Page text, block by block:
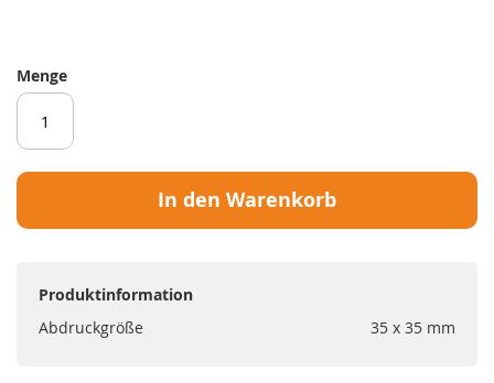
Menge
In den Warenkorb
Produktinformation
Abdruckgröße
35 x 35 mm